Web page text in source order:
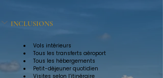
INCLUSIONS
Vols intérieurs
Tous les transferts aéroport
Tous les hébergements
Petit-déjeuner quotidien
Visites selon l’itinéraire